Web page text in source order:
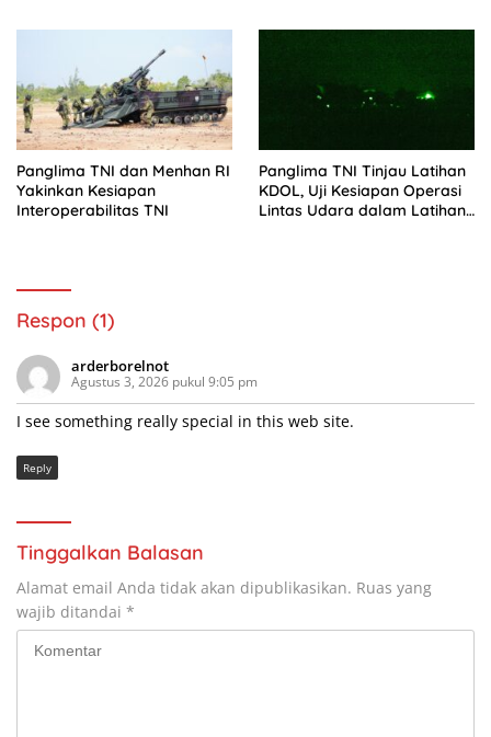
Panglima TNI dan Menhan RI
Yakinkan Kesiapan
Interoperabilitas TNI
Panglima TNI Tinjau Latihan
KDOL, Uji Kesiapan Operasi
Lintas Udara dalam Latihan
Respon (1)
arderborelnot
Agustus 3, 2026 pukul 9:05 pm
I see something really special in this web site.
Reply
Tinggalkan Balasan
Alamat email Anda tidak akan dipublikasikan. Ruas yang
wajib ditandai *